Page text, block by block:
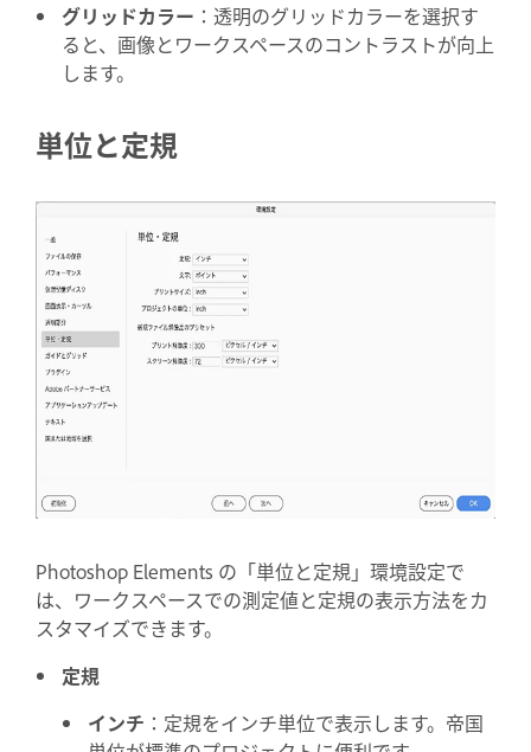
グリッドカラー ：透明のグリッドカラーを選択す
ると、画像とワークスペースのコントラストが向上
します。
単位と定規
Photoshop Elements の「単位と定規」環境設定で
は、ワークスペースでの測定値と定規の表示方法をカ
スタマイズできます。
定規
インチ ：定規をインチ単位で表示します。帝国